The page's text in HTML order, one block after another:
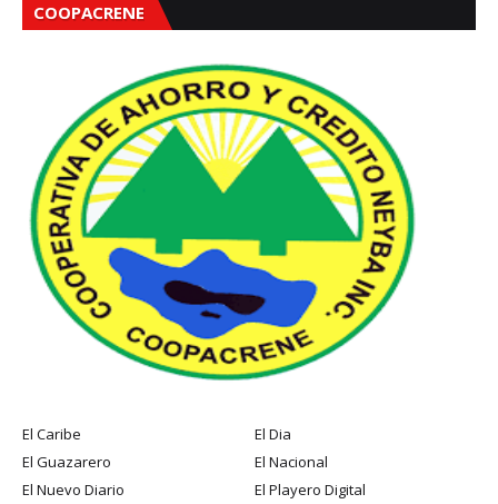
COOPACRENE
El Caribe
El Dia
El Guazarero
El Nacional
El Nuevo Diario
El Playero Digital